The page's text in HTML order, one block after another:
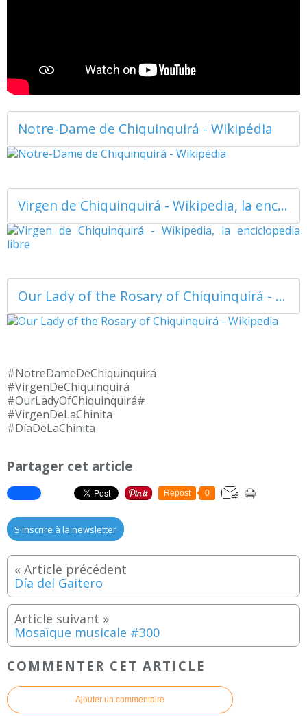
Notre-Dame de Chiquinquirá - Wikipédia
Virgen de Chiquinquirá - Wikipedia, la enciclopedia libre
Our Lady of the Rosary of Chiquinquirá - Wikipedia
#NotreDameDeChiquinquirá
#VirgenDeChiquinquirá
#OurLadyOfChiquinquirá#
#VirgenDeLaChinita
#DíaDeLaChinita
Partager cet article
Repost 0
S'inscrire à la newsletter
Día del Gaitero
Mosaïque musicale #300
COMMENTER CET ARTICLE
Ajouter un commentaire